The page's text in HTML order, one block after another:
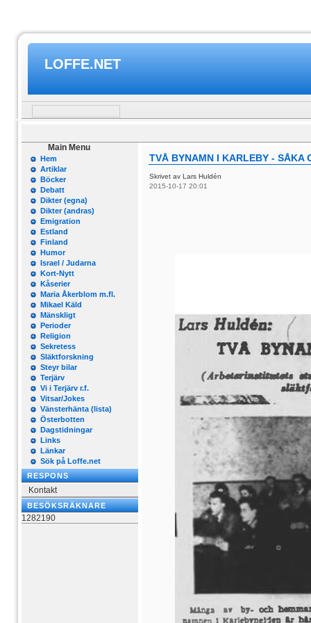
LOFFE.NET
Main Menu
Hem
Artiklar
Böcker
Debatt
Dikter (egna)
Dikter (andras)
Emigration
Estland
Finland
Humor
Israel / Judarna
Kort-Nytt
Kåserier
Maria Åkerblom m.fl.
Mikael Käld
Mänskligt
Perioder
Religion
Sekretess
Släktforskning
Steyr bilar
Terjärv
Vi i Terjärv r.f.
Vitsar/Jokes
Vänsterhänta (lista)
Österbotten
Dagstidningar
Links
Länkar
Sök på Loffe.net
RESPONS
Kontakt
BESÖKSRÄKNARE
1282190
TVÅ BYNAMN I KARLEBY - SÅKA
Skrivet av Lars Huldén
2015-10-17 20:01